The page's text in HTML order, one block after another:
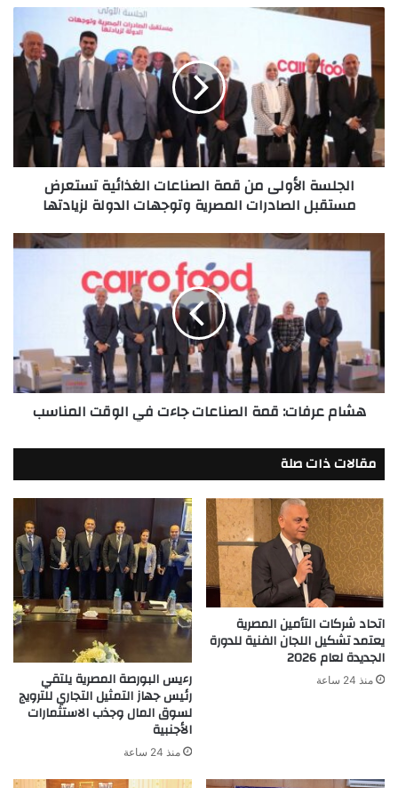
الجلسة
الأولى
من
قمة
الصناعات
الغذائية
تستعرض
مستقبل
الصادرات
المصرية
وتوجهات
الجلسة الأولى من قمة الصناعات الغذائية تستعرض
مستقبل الصادرات المصرية وتوجهات الدولة لزيادتها
قمة
جاءت
الوقت
المناسب
هشام عرفات: قمة الصناعات جاءت في الوقت المناسب
مقالات ذات صلة
اتحاد شركات التأمين المصرية
يعتمد تشكيل اللجان الفنية للدورة
الجديدة لعام 2026
منذ 24 ساعة رءيس البورصة المصرية يلتقي
رئيس جهاز التمثيل التجاري للترويج
لسوق المال وجذب الاستثمارات
الأجنبية
منذ 24 ساعة